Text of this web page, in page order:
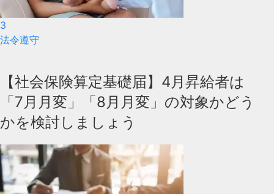
3
法令遵守
【社会保険算定基礎届】4月昇給者は
「7月月変」「8月月変」の対象かどう
かを検討しましょう